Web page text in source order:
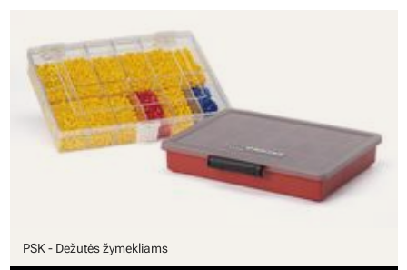
PSK - Dežutės žymekliams